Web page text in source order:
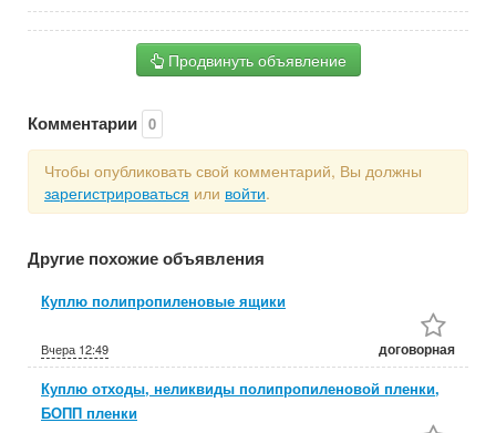
Продвинуть объявление
Комментарии 0
Чтобы опубликовать свой комментарий, Вы должны
зарегистрироваться или войти.
Другие похожие объявления
Куплю полипропиленовые ящики
Вчера 12:49 договорная
Куплю отходы, неликвиды полипропиленовой пленки,
БОПП пленки